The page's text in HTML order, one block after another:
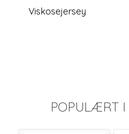
Viskosejersey
POPULÆRT I